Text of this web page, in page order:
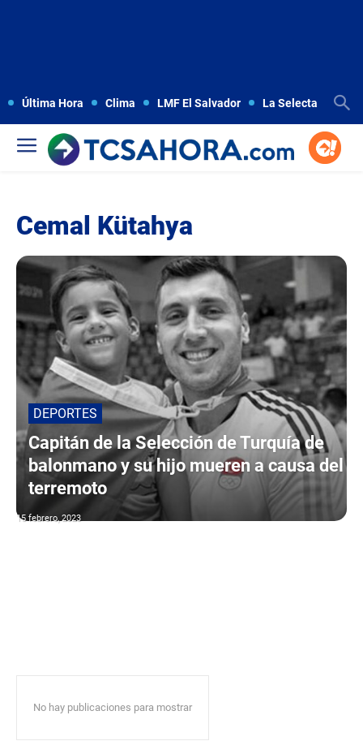
Última Hora Clima LMF El Salvador La Selecta
Cemal Kütahya
DEPORTES
Capitán de la Selección de Turquía de
balonmano y su hijo mueren a causa del
terremoto
15 febrero, 2023
No hay publicaciones para mostrar